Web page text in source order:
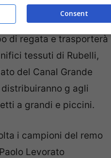
Tomà, poi ilgiro del
. Il corteo delle
di regata e trasporterà
tessuti di Rubelli,
del Canal Grande
g agli
a grandi e piccini.
i campioni del remo
Levorato
Consent